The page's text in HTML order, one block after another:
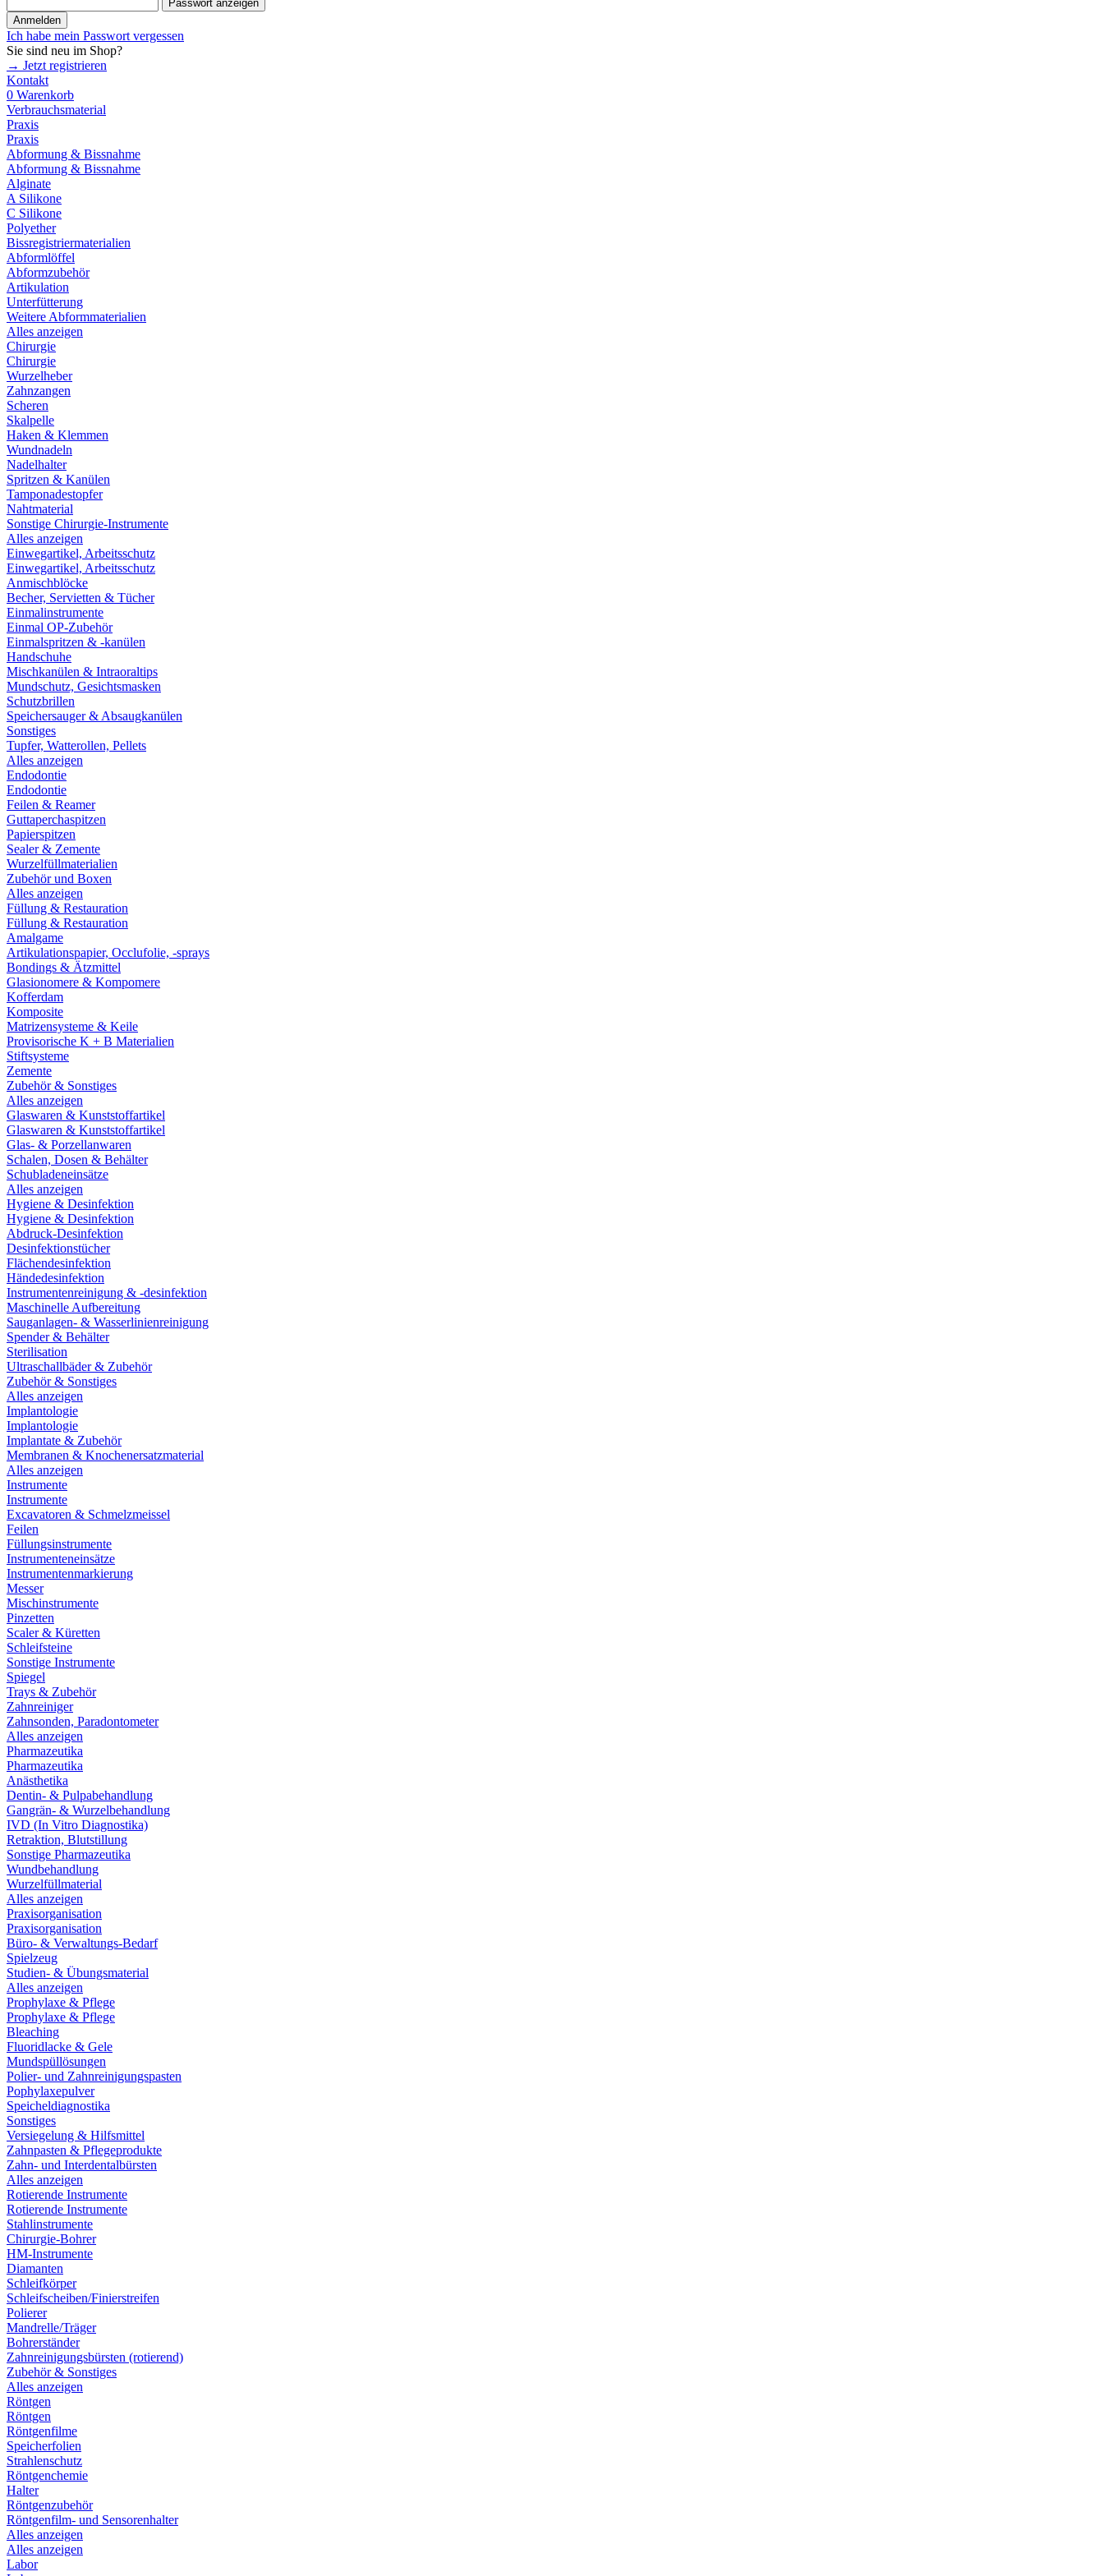
Passwort anzeigen
Anmelden
Ich habe mein Passwort vergessen
Sie sind neu im Shop?
→ Jetzt registrieren
Kontakt
0 Warenkorb
Verbrauchsmaterial
Praxis
Praxis
Abformung & Bissnahme
Abformung & Bissnahme
Alginate
A Silikone
C Silikone
Polyether
Bissregistriermaterialien
Abformlöffel
Abformzubehör
Artikulation
Unterfütterung
Weitere Abformmaterialien
Alles anzeigen
Chirurgie
Chirurgie
Wurzelheber
Zahnzangen
Scheren
Skalpelle
Haken & Klemmen
Wundnadeln
Nadelhalter
Spritzen & Kanülen
Tamponadestopfer
Nahtmaterial
Sonstige Chirurgie-Instrumente
Alles anzeigen
Einwegartikel, Arbeitsschutz
Einwegartikel, Arbeitsschutz
Anmischblöcke
Becher, Servietten & Tücher
Einmalinstrumente
Einmal OP-Zubehör
Einmalspritzen & -kanülen
Handschuhe
Mischkanülen & Intraoraltips
Mundschutz, Gesichtsmasken
Schutzbrillen
Speichersauger & Absaugkanülen
Sonstiges
Tupfer, Watterollen, Pellets
Alles anzeigen
Endodontie
Endodontie
Feilen & Reamer
Guttaperchaspitzen
Papierspitzen
Sealer & Zemente
Wurzelfüllmaterialien
Zubehör und Boxen
Alles anzeigen
Füllung & Restauration
Füllung & Restauration
Amalgame
Artikulationspapier, Occlufolie, -sprays
Bondings & Ätzmittel
Glasionomere & Kompomere
Kofferdam
Komposite
Matrizensysteme & Keile
Provisorische K + B Materialien
Stiftsysteme
Zemente
Zubehör & Sonstiges
Alles anzeigen
Glaswaren & Kunststoffartikel
Glaswaren & Kunststoffartikel
Glas- & Porzellanwaren
Schalen, Dosen & Behälter
Schubladeneinsätze
Alles anzeigen
Hygiene & Desinfektion
Hygiene & Desinfektion
Abdruck-Desinfektion
Desinfektionstücher
Flächendesinfektion
Händedesinfektion
Instrumentenreinigung & -desinfektion
Maschinelle Aufbereitung
Sauganlagen- & Wasserlinienreinigung
Spender & Behälter
Sterilisation
Ultraschallbäder & Zubehör
Zubehör & Sonstiges
Alles anzeigen
Implantologie
Implantologie
Implantate & Zubehör
Membranen & Knochenersatzmaterial
Alles anzeigen
Instrumente
Instrumente
Excavatoren & Schmelzmeissel
Feilen
Füllungsinstrumente
Instrumenteneinsätze
Instrumentenmarkierung
Messer
Mischinstrumente
Pinzetten
Scaler & Küretten
Schleifsteine
Sonstige Instrumente
Spiegel
Trays & Zubehör
Zahnreiniger
Zahnsonden, Paradontometer
Alles anzeigen
Pharmazeutika
Pharmazeutika
Anästhetika
Dentin- & Pulpabehandlung
Gangrän- & Wurzelbehandlung
IVD (In Vitro Diagnostika)
Retraktion, Blutstillung
Sonstige Pharmazeutika
Wundbehandlung
Wurzelfüllmaterial
Alles anzeigen
Praxisorganisation
Praxisorganisation
Büro- & Verwaltungs-Bedarf
Spielzeug
Studien- & Übungsmaterial
Alles anzeigen
Prophylaxe & Pflege
Prophylaxe & Pflege
Bleaching
Fluoridlacke & Gele
Mundspüllösungen
Polier- und Zahnreinigungspasten
Pophylaxepulver
Speicheldiagnostika
Sonstiges
Versiegelung & Hilfsmittel
Zahnpasten & Pflegeprodukte
Zahn- und Interdentalbürsten
Alles anzeigen
Rotierende Instrumente
Rotierende Instrumente
Stahlinstrumente
Chirurgie-Bohrer
HM-Instrumente
Diamanten
Schleifkörper
Schleifscheiben/Finierstreifen
Polierer
Mandrelle/Träger
Bohrerständer
Zahnreinigungsbürsten (rotierend)
Zubehör & Sonstiges
Alles anzeigen
Röntgen
Röntgen
Röntgenfilme
Speicherfolien
Strahlenschutz
Röntgenchemie
Halter
Röntgenzubehör
Röntgenfilm- und Sensorenhalter
Alles anzeigen
Alles anzeigen
Labor